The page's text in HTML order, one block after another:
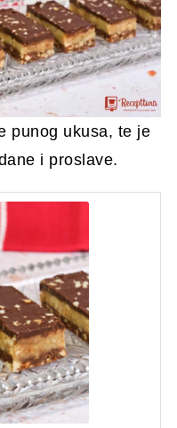
punog ukusa, te je
i proslave.